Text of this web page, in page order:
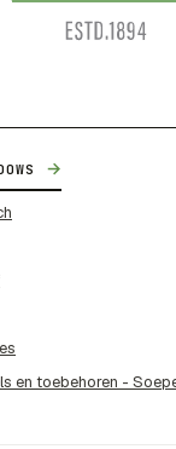
→
en toebehoren -